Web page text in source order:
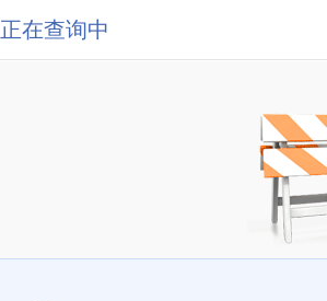
正在查询中